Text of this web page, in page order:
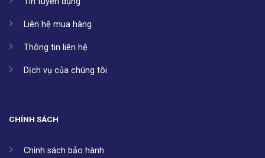
Liên hệ mua hàng
Thông tin liên hệ
Dịch vụ của chúng tôi
CHÍNH SÁCH
Chính sách bảo hành